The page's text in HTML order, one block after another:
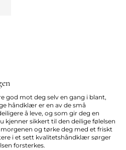
god mot deg selv en gang i blant,
håndklær er en av de små
å leve, og som gir deg en
kjenner sikkert til den deilige følelsen
og tørke deg med et friskt
i et sett kvalitetshåndklær sørger
forsterkes.